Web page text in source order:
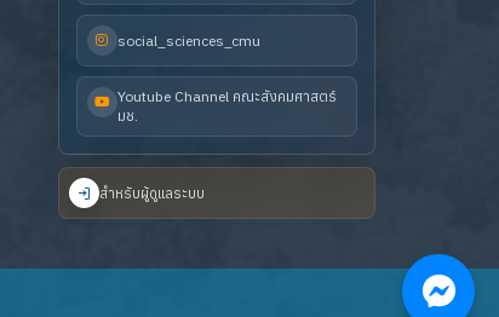
social_sciences_cmu
Youtube Channel คณะสังคมศาสตร์
มช.
สำหรับผู้ดูแลระบบ